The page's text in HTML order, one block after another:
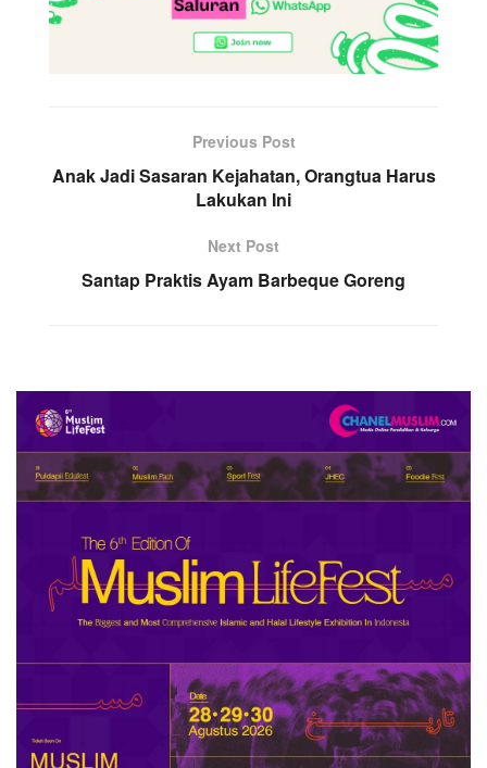
Previous Post
Anak Jadi Sasaran Kejahatan, Orangtua Harus
Lakukan Ini
Next Post
Santap Praktis Ayam Barbeque Goreng